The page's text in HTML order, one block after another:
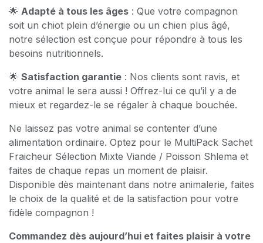
🌟 Adapté à tous les âges : Que votre compagnon
soit un chiot plein d’énergie ou un chien plus âgé,
notre sélection est conçue pour répondre à tous les
besoins nutritionnels.
🌟 Satisfaction garantie : Nos clients sont ravis, et
votre animal le sera aussi ! Offrez-lui ce qu’il y a de
mieux et regardez-le se régaler à chaque bouchée.
Ne laissez pas votre animal se contenter d’une
alimentation ordinaire. Optez pour le MultiPack Sachet
Fraicheur Sélection Mixte Viande / Poisson Shlema et
faites de chaque repas un moment de plaisir.
Disponible dès maintenant dans notre animalerie, faites
le choix de la qualité et de la satisfaction pour votre
fidèle compagnon !
Commandez dès aujourd’hui et faites plaisir à votre